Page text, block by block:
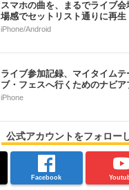
スマホの曲を、まるでライブ
場感でセットリスト通りに再生
iPhone/Android
ライブ参加記録、マイタイム
ブ・フェスへ行くためのナビア
iPhone
公式アカウントをフォロー
Facebook